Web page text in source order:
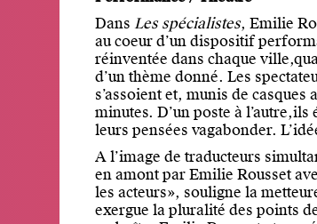
DansLes spécialistes, Emilie
au coeur d’un dispositif
réinventée dans chaque
d’un thème donné. Les
s’assoient et, munis de
minutes. D’un poste à
leurs pensées vagabonder.
A l’image de traducteurs
en amont par Emilie Rousset
les acteurs», souligne la
exergue la pluralité des points